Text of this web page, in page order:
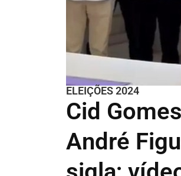
ELEIÇÕES 2024
Cid
André